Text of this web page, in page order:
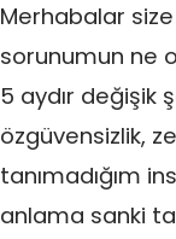
Merhabalar
sorunumun ne
5 aydır değişik
özgüvensizlik,
tanımadığım
anlama sanki